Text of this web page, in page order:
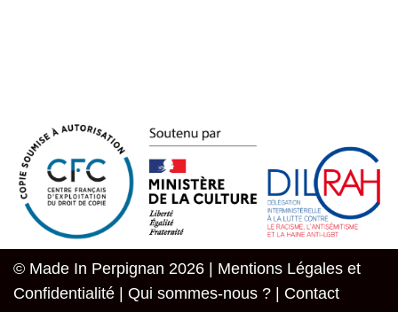
© Made In Perpignan 2026 | Mentions Légales et
Confidentialité
Qui sommes-nous ? Contact